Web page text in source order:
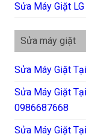
Sửa Máy Giặt
Sửa máy giặt
Sửa Máy Giặt
Sửa Máy Giặt
0986687668
Sửa Máy Giặt